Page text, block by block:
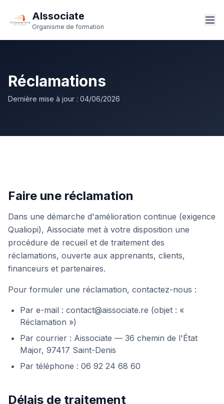
AIssociate
Organisme de formation
Réclamations
Dernière mise à jour : 04/06/2026
Faire une réclamation
Dans une démarche d'amélioration continue (exigence
Qualiopi), Aissociate met à votre disposition une
procédure de recueil et de traitement des
réclamations, ouverte aux apprenants, clients,
financeurs et partenaires.
Pour formuler une réclamation, contactez-nous :
Par e-mail : contact@aissociate.re (objet : «
Réclamation »)
Par courrier : Aissociate — 36 chemin de l'État
Major, 97417 Saint-Denis
Par téléphone : 06 92 24 68 60
Délais de traitement